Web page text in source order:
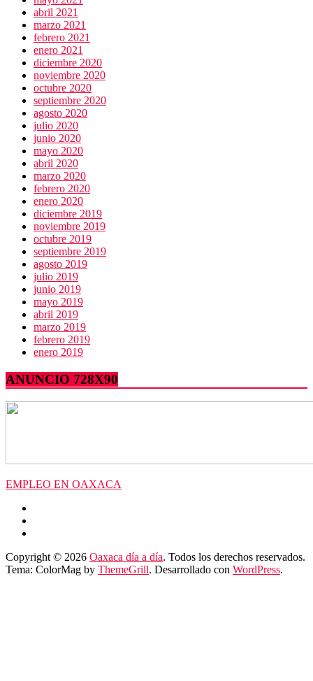
abril 2021
marzo 2021
febrero 2021
enero 2021
diciembre 2020
noviembre 2020
octubre 2020
septiembre 2020
agosto 2020
julio 2020
junio 2020
mayo 2020
abril 2020
marzo 2020
febrero 2020
enero 2020
diciembre 2019
noviembre 2019
octubre 2019
septiembre 2019
agosto 2019
julio 2019
junio 2019
mayo 2019
abril 2019
marzo 2019
febrero 2019
enero 2019
ANUNCIO 728X90
EMPLEO EN OAXACA
Copyright © 2026 Oaxaca día a día. Todos los derechos reservados.
Tema: ColorMag by ThemeGrill. Desarrollado con WordPress.